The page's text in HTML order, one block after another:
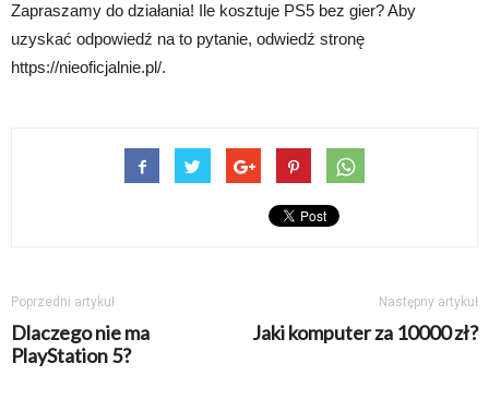
Zapraszamy do działania! Ile kosztuje PS5 bez gier? Aby
uzyskać odpowiedź na to pytanie, odwiedź stronę
https://nieoficjalnie.pl/.
Poprzedni artykuł
Dlaczego nie ma
PlayStation 5?
Następny artykuł
Jaki komputer za 10000 zł?